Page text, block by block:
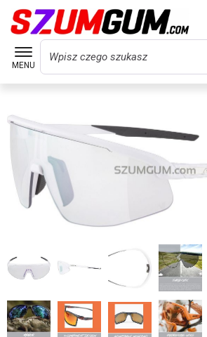
MENU
Wyszukaj